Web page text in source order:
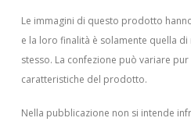
Le immagini di questo prodotto
e la loro finalità è solamente quella
stesso. La confezione può variare
caratteristiche del prodotto.
Nella pubblicazione non si intende